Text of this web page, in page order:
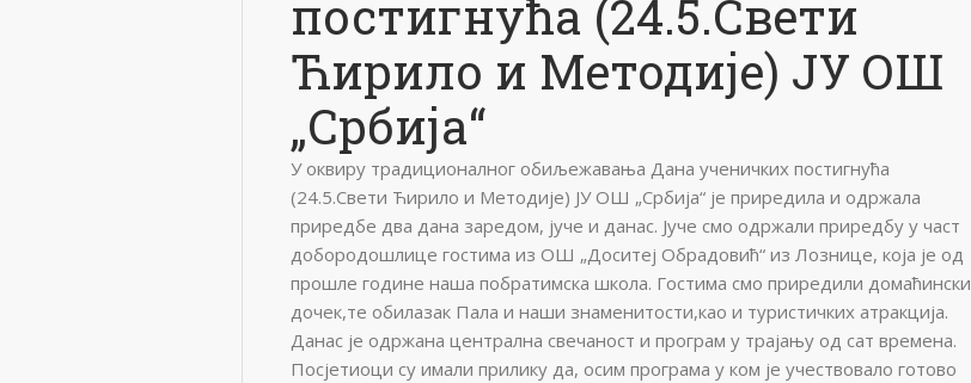
постигнућа (24.5.Свети
Ћирило и Методије) ЈУ ОШ
„Србија“
У оквиру традиционалног обиљежавања Дана ученичких постигнућа
(24.5.Свети Ћирило и Методије) ЈУ ОШ „Србија“ је приредила и одржала
приредбе два дана заредом, јуче и данас. Јуче смо одржали приредбу у част
добородошлице гостима из ОШ „Доситеј Обрадовић“ из Лознице, која је од
прошле године наша побратимска школа. Гостима смо приредили домаћински
дочек,те обилазак Пала и наши знаменитости,као и туристичких атракција.
Данас је одржана централна свечаност и програм у трајању од сат времена.
Посјетиоци су имали прилику да, осим програма у ком је учествовало готово